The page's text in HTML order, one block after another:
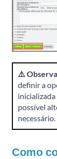
⚠️
definir a
possível
necessário.
Como